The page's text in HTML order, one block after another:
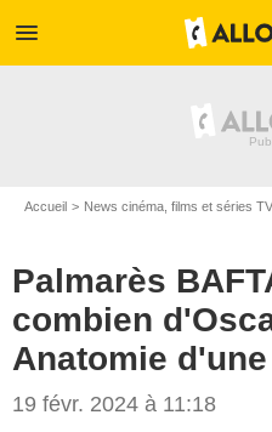
menu
Accueil News cinéma, films et séries TV
Palmarès
combien
Anatomie
19 févr. 2024 à 11:18